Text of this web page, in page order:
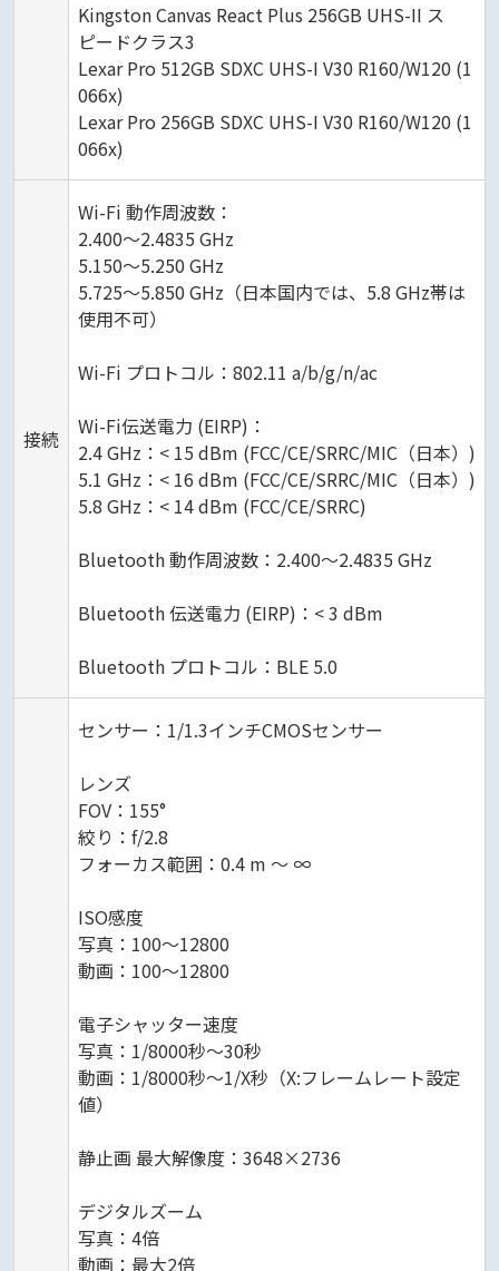
Kingston Canvas React Plus 256GB UHS-II ス
ピードクラス3
Lexar Pro 512GB SDXC UHS-I V30 R160/W120 (1
066x)
Lexar Pro 256GB SDXC UHS-I V30 R160/W120 (1
066x)
接続
Wi-Fi 動作周波数：
2.400〜2.4835 GHz
5.150〜5.250 GHz
5.725～5.850 GHz（日本国内では、5.8 GHz帯は
使用不可）
Wi-Fi プロトコル：802.11 a/b/g/n/ac
Wi-Fi伝送電力 (EIRP)：
2.4 GHz：< 15 dBm (FCC/CE/SRRC/MIC（日本）)
5.1 GHz：< 16 dBm (FCC/CE/SRRC/MIC（日本）)
5.8 GHz：< 14 dBm (FCC/CE/SRRC)
Bluetooth 動作周波数：2.400～2.4835 GHz
Bluetooth 伝送電力 (EIRP)：< 3 dBm
Bluetooth プロトコル：BLE 5.0
センサー：1/1.3インチCMOSセンサー
レンズ
FOV：155°
絞り：f/2.8
フォーカス範囲：0.4 m 〜 ∞
ISO感度
写真：100〜12800
動画：100〜12800
電子シャッター速度
写真：1/8000秒～30秒
動画：1/8000秒～1/X秒（X:フレームレート設定
値）
静止画 最大解像度：3648×2736
デジタルズーム
写真：4倍
動画：最大2倍